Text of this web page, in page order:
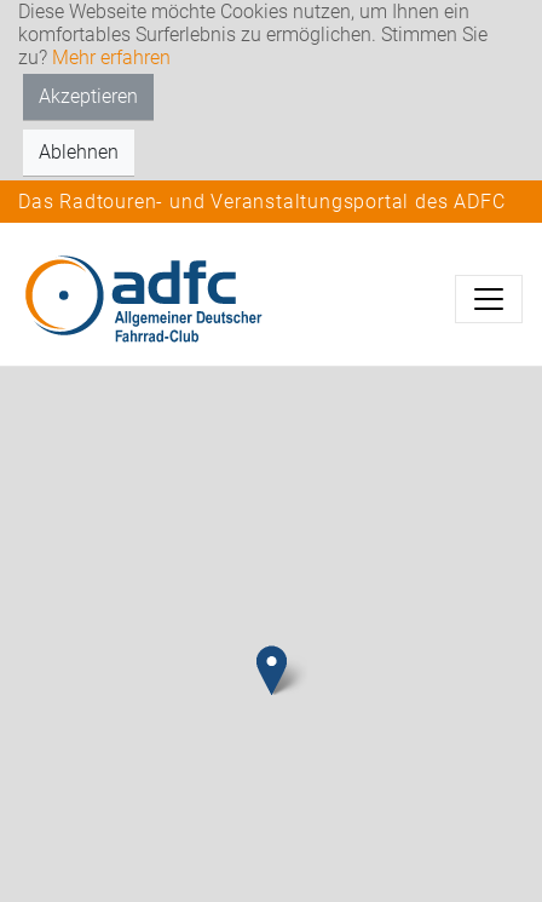
Diese Webseite möchte Cookies nutzen, um Ihnen ein
komfortables Surferlebnis zu ermöglichen. Stimmen Sie
zu? Mehr erfahren
Akzeptieren
Ablehnen
Das Radtouren- und Veranstaltungsportal des ADFC